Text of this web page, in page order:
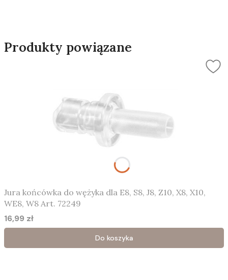
Produkty powiązane
Jura końcówka do wężyka dla E8, S8, J8, Z10, X8, X10,
WE8, W8 Art. 72249
Cena
16,99 zł
Do koszyka